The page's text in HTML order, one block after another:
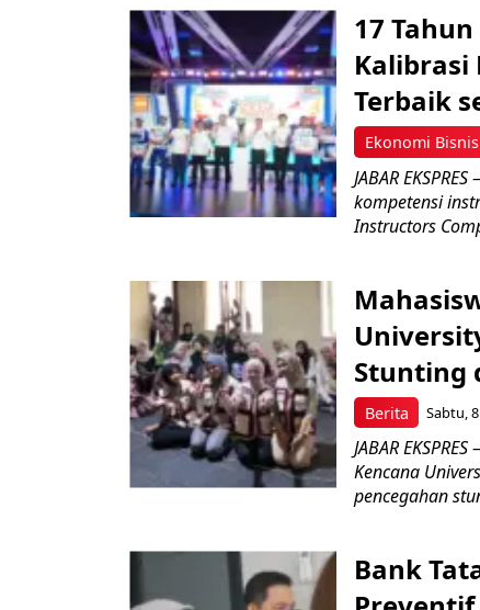
Ekonomi Bisnis
17
Kalibrasi
Terbaik
JABAR
kompetensi
Instructors
Berita
Stunting
Sabtu,
JABAR
Kencana
pencegahan
Bank